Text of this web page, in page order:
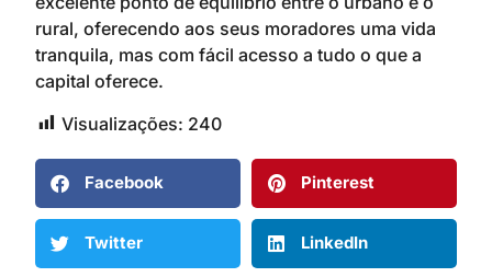
rural, oferecendo aos seus moradores uma vida
tranquila, mas com fácil acesso a tudo o que a
capital oferece.
Visualizações: 240
Facebook Pinterest
Twitter LinkedIn